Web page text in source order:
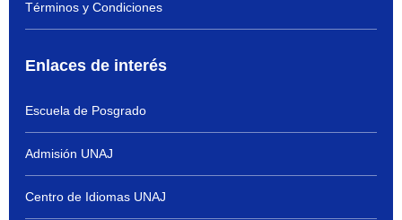
Términos y Condiciones
Enlaces de interés
Escuela de Posgrado
Admisión UNAJ
Centro de Idiomas UNAJ